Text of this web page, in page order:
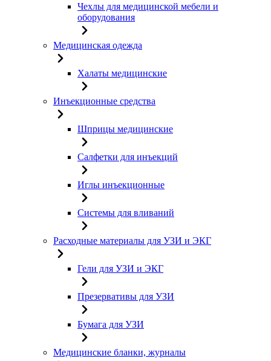
Чехлы для медицинской мебели и
оборудования
Медицинская одежда
Халаты медицинские
Инъекционные средства
Шприцы медицинские
Салфетки для инъекций
Иглы инъекционные
Системы для вливаний
Расходные материалы для УЗИ и ЭКГ
Гели для УЗИ и ЭКГ
Презервативы для УЗИ
Бумага для УЗИ
Медицинские бланки, журналы